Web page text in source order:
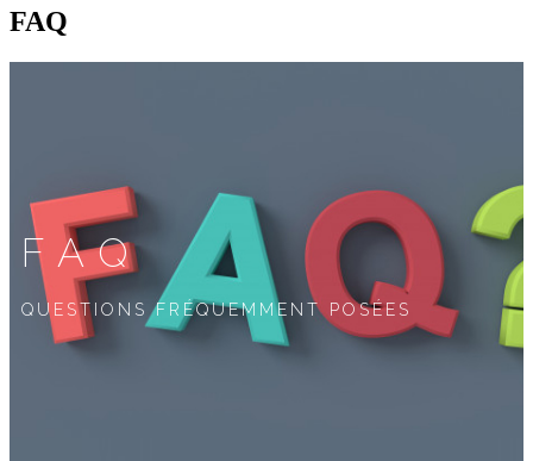
FAQ
FAQ
QUESTIONS FRÉQUEMMENT POSÉES